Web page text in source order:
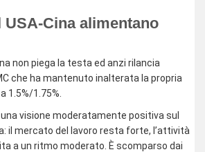
USA-Cina alimentano
non piega la testa ed anzi rilancia
che ha mantenuto inalterata la propria
1.5%/1.75%.
visione moderatamente positiva sul
il mercato del lavoro resta forte, l’attività
a un ritmo moderato. È scomparso dai